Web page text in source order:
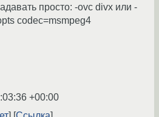
просто: -ovc divx или -
codec=msmpeg4
+00:00